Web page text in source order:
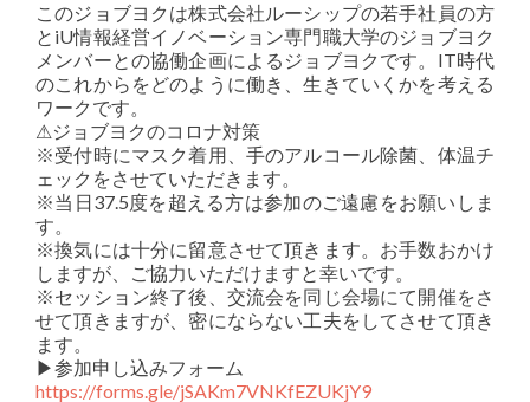
このジョブヨクは株式会社ルーシップの若手社員の方
とiU情報経営イノベーション専門職大学のジョブヨク
メンバーとの協働企画によるジョブヨクです。IT時代
のこれからをどのように働き、生きていくかを考える
ワークです。
⚠ジョブヨクのコロナ対策
※受付時にマスク着用、手のアルコール除菌、体温チ
ェックをさせていただきます。
※当日37.5度を超える方は参加のご遠慮をお願いしま
す。
※換気には十分に留意させて頂きます。お手数おかけ
しますが、ご協力いただけますと幸いです。
※セッション終了後、交流会を同じ会場にて開催をさ
せて頂きますが、密にならない工夫をしてさせて頂き
ます。
▶︎参加申し込みフォーム
https://forms.gle/jSAKm7VNKfEZUKjY9